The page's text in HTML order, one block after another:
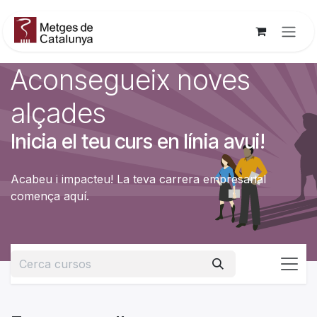
Aconsegueix noves
alçades
Inicia el teu curs en línia avui!
Acabeu i impacteu! La teva carrera empresarial
comença aquí.